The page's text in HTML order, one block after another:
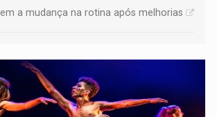
a mudança na rotina após melhorias